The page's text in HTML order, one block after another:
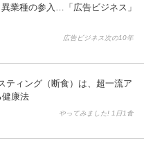
業種の参入…「広告ビジネス」
広告ビジネス次の10年
ティング（断食）は、超一流ア
健康法
やってみました! 1日1食